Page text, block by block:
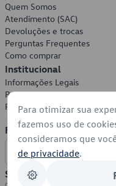
Quem Somos
Atendimento (SAC)
Devoluções e trocas
Perguntas Frequentes
Como comprar
Institucional
Informações Legais
Política de Privacidade
Política de Cookies
Formas de Pagamento
Segurança
Para otimizar sua
fazemos uso de
consideramos que
de privacidade.